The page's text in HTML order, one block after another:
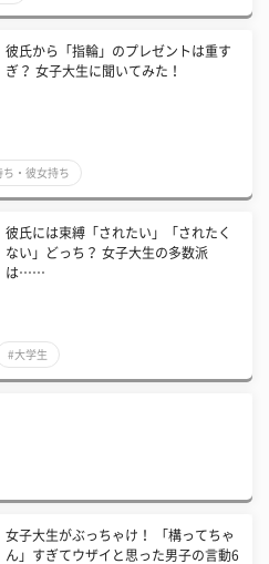
彼氏から「指輪」のプレゼントは重す
ぎ？ 女子大生に聞いてみた！
ち・彼女持ち
彼氏には束縛「されたい」「されたく
ない」どっち？ 女子大生の多数派
は……
#大学生
女子大生がぶっちゃけ！ 「構ってちゃ
ん」すぎてウザイと思った男子の言動6